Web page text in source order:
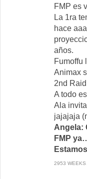
FMP es
La 1ra
hace
años.
Fumoffu
Animax
2nd
A todo
Ala
jajajaja
Angela:
FMP
2953 WEEKS